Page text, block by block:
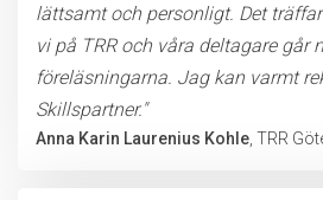
lättsamt och personligt. Det
vi på TRR och våra deltagare går
föreläsningarna. Jag kan varmt
Skillspartner."
Anna Karin Laurenius Kohle , TRR